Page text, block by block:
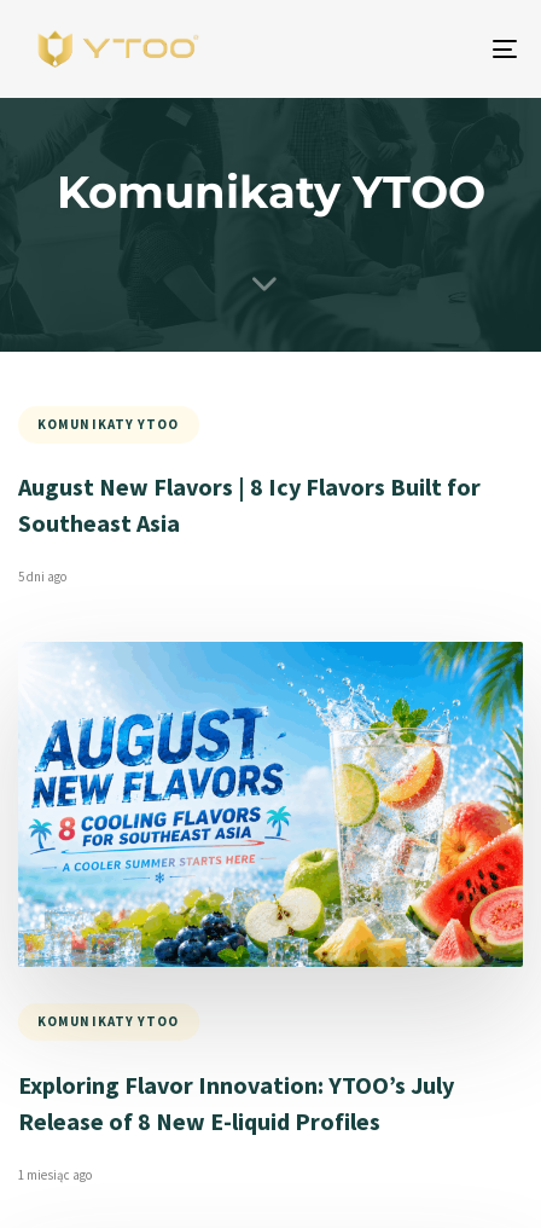
Komunikaty YTOO
KOMUNIKATY YTOO
August New Flavors | 8 Icy Flavors Built for
Southeast Asia
5 dni ago
KOMUNIKATY YTOO
Exploring Flavor Innovation: YTOO’s July
Release of 8 New E-liquid Profiles
1 miesiąc ago